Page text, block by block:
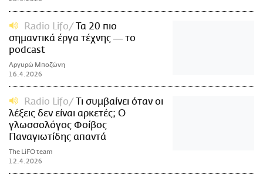
Radio Lifo
Τα 20 πιο
σημαντικά έργα τέχνης ― το
podcast
Αργυρώ Μποζώνη
16.4.2026
Radio Lifo
Τι συμβαίνει όταν οι
λέξεις δεν είναι αρκετές; Ο
γλωσσολόγος Φοίβος
Παναγιωτίδης απαντά
The LiFO team
12.4.2026